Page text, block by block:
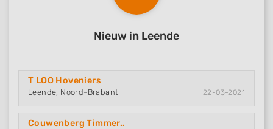
Nieuw in Leende
T LOO Hoveniers
Leende, Noord-Brabant 22-03-2021
Couwenberg Timmer..